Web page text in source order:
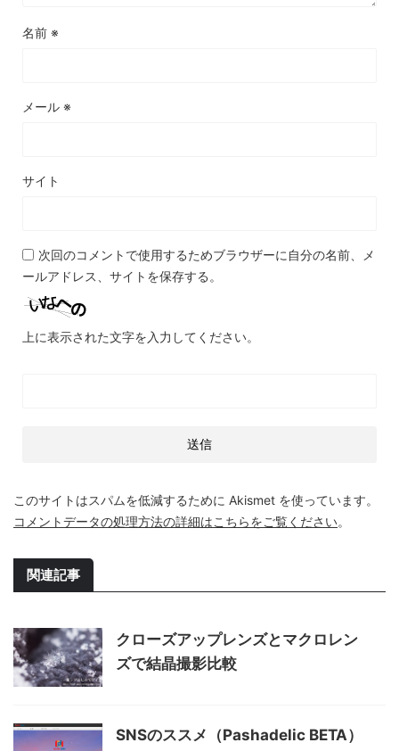
名前 ※
メール ※
サイト
次回のコメントで使用するためブラウザーに自分の名前、メ
ールアドレス、サイトを保存する。
上に表示された文字を入力してください。
このサイトはスパムを低減するために Akismet を使っています。
コメントデータの処理方法の詳細はこちらをご覧ください。
関連記事
クローズアップレンズとマクロレン
ズで結晶撮影比較
SNSのススメ（Pashadelic BETA）